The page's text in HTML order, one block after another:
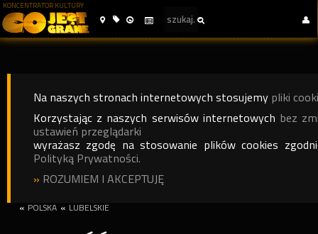
KONCENTRATOR KULTURY
Na naszych stronach internetowych stosujemy pliki
Korzystając z naszych serwisów internetowych bez
ustawień przeglądarki
wyrażasz zgodę na stosowanie plików cookies
Polityką Prywatności.
» ROZUMIEM I AKCEPTUJĘ
« POLSKA « LUBELSKIE